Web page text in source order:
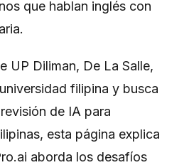
que hablan inglés con
UP Diliman, De La Salle,
filipina y busca
de IA para
esta página explica
aborda los desafíos